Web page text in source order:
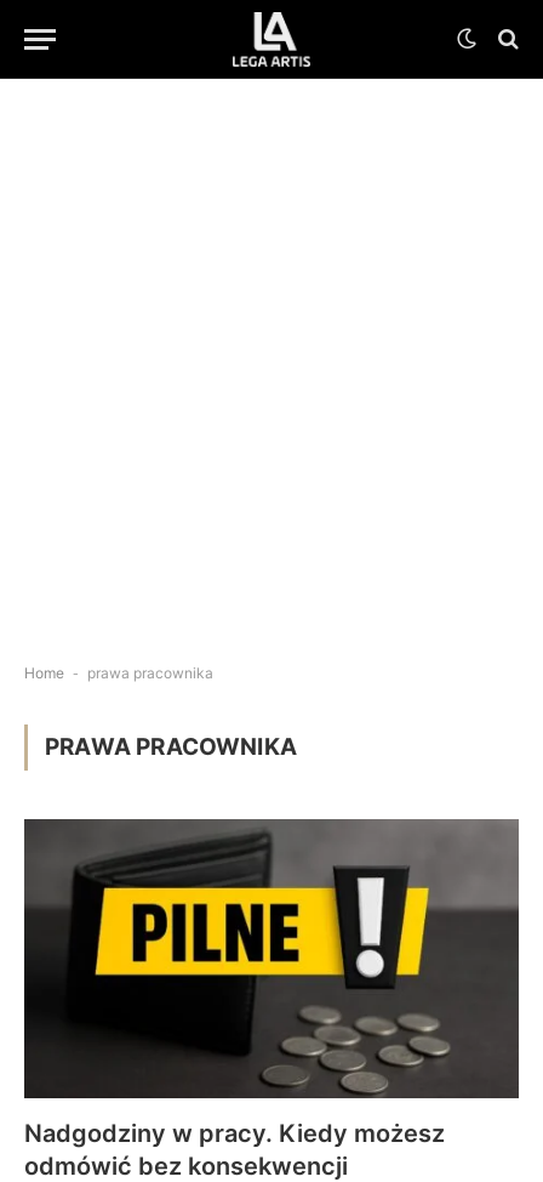
Home - prawa pracownika
PRAWA PRACOWNIKA
Nadgodziny w pracy. Kiedy możesz
odmówić bez konsekwencji